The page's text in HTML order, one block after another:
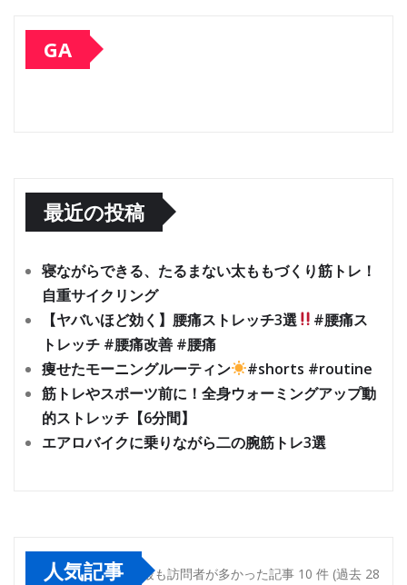
GA
最近の投稿
寝ながらできる、たるまない太ももづくり筋トレ！
自重サイクリング
【ヤバいほど効く】腰痛ストレッチ3選
#腰痛ス
トレッチ #腰痛改善 #腰痛
痩せたモーニングルーティン
#shorts #routine
筋トレやスポーツ前に！全身ウォーミングアップ動
的ストレッチ【6分間】
エアロバイクに乗りながら二の腕筋トレ3選
人気記事 最も訪問者が多かった記事 10 件 (過去 28